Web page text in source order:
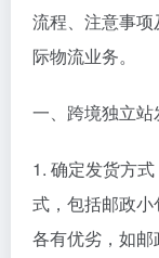
流程、注意事
际物流业务。
一、跨境独立
1. 确定发货方
式，包括邮政
各有优劣，如